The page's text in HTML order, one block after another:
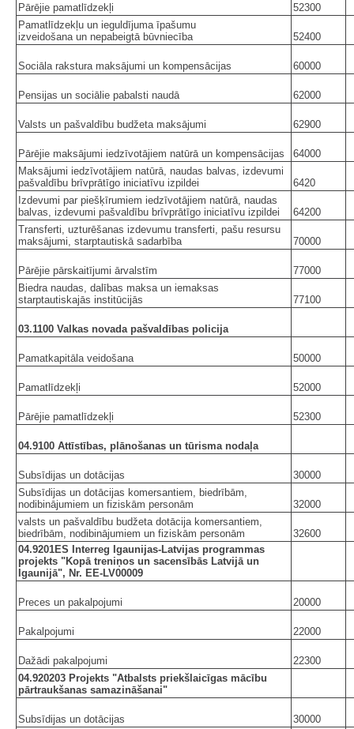
Pārējie pamatlīdzekļi
52300
Pamatlīdzekļu un ieguldījuma īpašumu
izveidošana un nepabeigtā būvniecība
52400
Sociāla rakstura maksājumi un kompensācijas 60000
Pensijas un sociālie pabalsti naudā 62000
Valsts un pašvaldību budžeta maksājumi 62900
Pārējie maksājumi iedzīvotājiem natūrā un kompensācijas
64000
Maksājumi iedzīvotājiem natūrā, naudas balvas, izdevumi
pašvaldību brīvprātīgo iniciatīvu izpildei
6420
Izdevumi par piešķīrumiem iedzīvotājiem natūrā, naudas
balvas, izdevumi pašvaldību brīvprātīgo iniciatīvu izpildei
64200
Transferti, uzturēšanas izdevumu transferti, pašu resursu
maksājumi, starptautiskā sadarbība
70000
Pārējie pārskaitījumi ārvalstīm
77000
Biedra naudas, dalības maksa un iemaksas
starptautiskajās institūcijās
77100
03.1100 Valkas novada pašvaldības policija
Pamatkapitāla veidošana 50000
Pamatlīdzekļi 52000
Pārējie pamatlīdzekļi 52300
04.9100 Attīstības, plānošanas un tūrisma nodaļa
Subsīdijas un dotācijas
30000
Subsīdijas un dotācijas komersantiem, biedrībām,
nodibinājumiem un fiziskām personām
32000
valsts un pašvaldību budžeta dotācija komersantiem,
biedrībām, nodibinājumiem un fiziskām personām
32600
04.9201ES Interreg Igaunijas-Latvijas programmas
projekts "Kopā treniņos un sacensībās Latvijā un
Igaunijā", Nr. EE-LV00009
Preces un pakalpojumi 20000
Pakalpojumi 22000
Dažādi pakalpojumi
22300
04.920203 Projekts "Atbalsts priekšlaicīgas mācību
pārtraukšanas samazināšanai"
Subsīdijas un dotācijas
30000